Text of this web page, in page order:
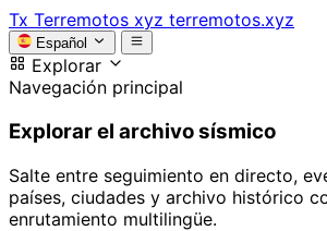
Tx Terremotos xyz terremotos.xyz
Español
Explorar
Navegación principal
Explorar el archivo sísmico
Salte entre seguimiento en directo,
países, ciudades y archivo histórico
enrutamiento multilingüe.